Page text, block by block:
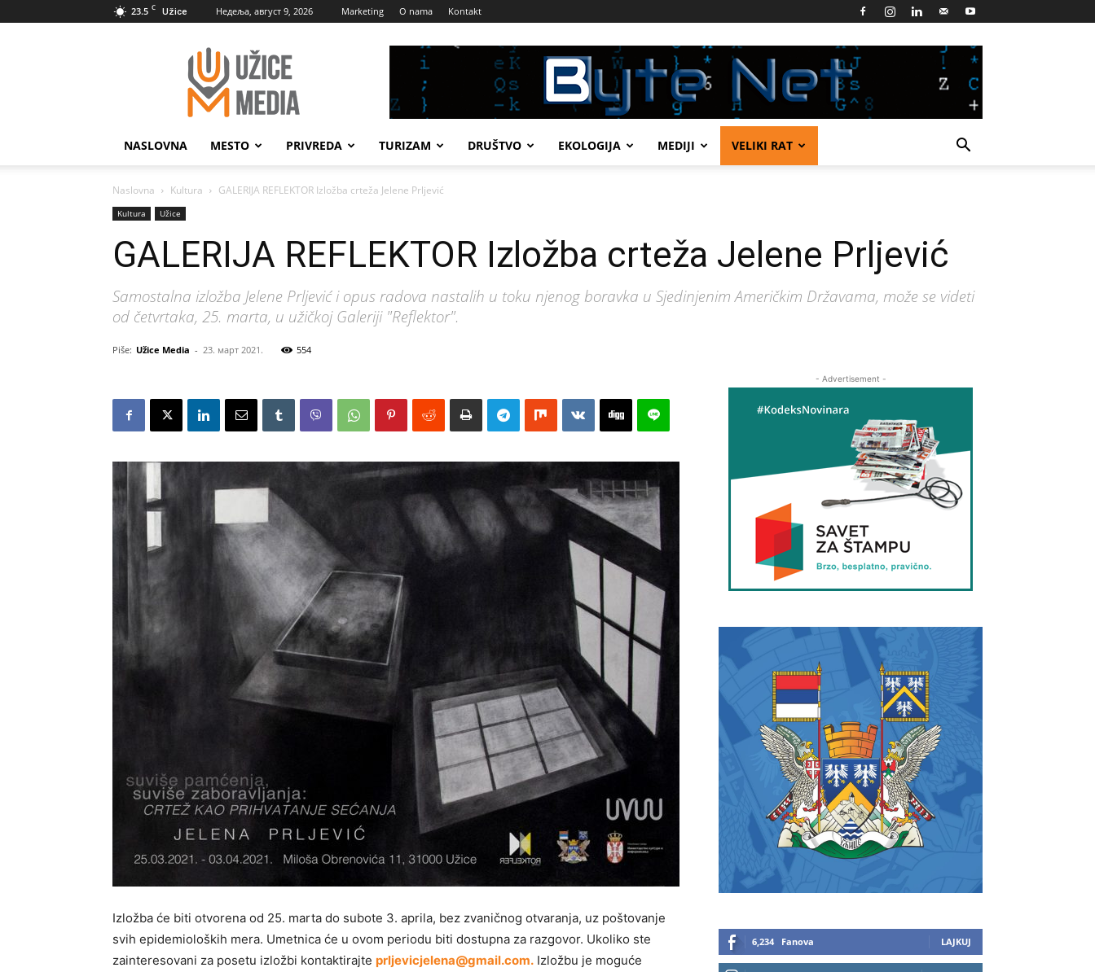
23.5 C Užice Недеља, август 9, 2026 Marketing O nama Kontakt
UžiceMedia
NASLOVNA MESTO PRIVREDA TURIZAM DRUŠTVO EKOLOGIJA MEDIJI VELIKI RAT
Naslovna Kultura GALERIJA REFLEKTOR Izložba crteža Jelene Prljević
Kultura Užice
GALERIJA REFLEKTOR Izložba crteža Jelene Prljević
Samostalna izložba Jelene Prljević i opus radova nastalih u toku njenog boravka u Sjedinjenim Američkim Državama, može se videti
od četvrtaka, 25. marta, u užičkoj Galeriji "Reflektor".
Piše: Užice Media - 23. март 2021. 554
Izložba će biti otvorena od 25. marta do subote 3. aprila, bez zvaničnog otvaranja, uz poštovanje
svih epidemioloških mera. Umetnica će u ovom periodu biti dostupna za razgovor. Ukoliko ste
zainteresovani za posetu izložbi kontaktirajte prljevicjelena@gmail.com. Izložbu je moguće
- Advertisement -
6,234 Fanova LAJKUJ